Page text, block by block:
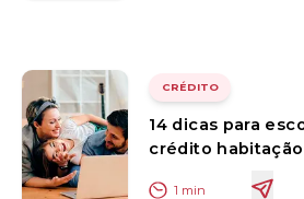
CRÉDITO
14 dicas para
crédito habitação
1 min